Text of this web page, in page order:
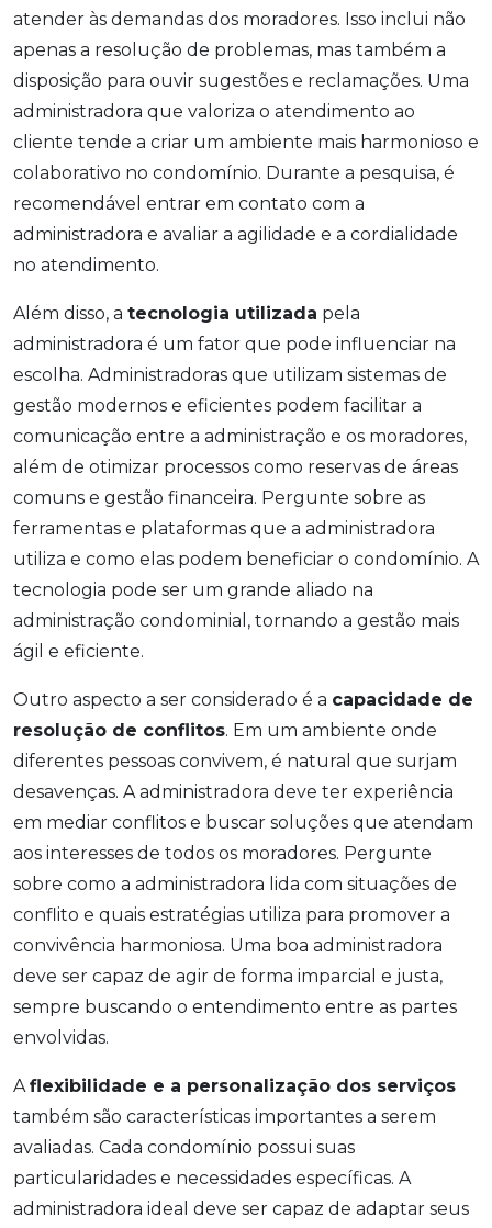
atender às demandas dos moradores. Isso inclui não
apenas a resolução de problemas, mas também a
disposição para ouvir sugestões e reclamações. Uma
administradora que valoriza o atendimento ao
cliente tende a criar um ambiente mais harmonioso e
colaborativo no condomínio. Durante a pesquisa, é
recomendável entrar em contato com a
administradora e avaliar a agilidade e a cordialidade
no atendimento.
Além disso, a tecnologia utilizada pela
administradora é um fator que pode influenciar na
escolha. Administradoras que utilizam sistemas de
gestão modernos e eficientes podem facilitar a
comunicação entre a administração e os moradores,
além de otimizar processos como reservas de áreas
comuns e gestão financeira. Pergunte sobre as
ferramentas e plataformas que a administradora
utiliza e como elas podem beneficiar o condomínio. A
tecnologia pode ser um grande aliado na
administração condominial, tornando a gestão mais
ágil e eficiente.
Outro aspecto a ser considerado é a capacidade de
resolução de conflitos. Em um ambiente onde
diferentes pessoas convivem, é natural que surjam
desavenças. A administradora deve ter experiência
em mediar conflitos e buscar soluções que atendam
aos interesses de todos os moradores. Pergunte
sobre como a administradora lida com situações de
conflito e quais estratégias utiliza para promover a
convivência harmoniosa. Uma boa administradora
deve ser capaz de agir de forma imparcial e justa,
sempre buscando o entendimento entre as partes
envolvidas.
Aflexibilidade e a personalização dos serviços
também são características importantes a serem
avaliadas. Cada condomínio possui suas
particularidades e necessidades específicas. A
administradora ideal deve ser capaz de adaptar seus